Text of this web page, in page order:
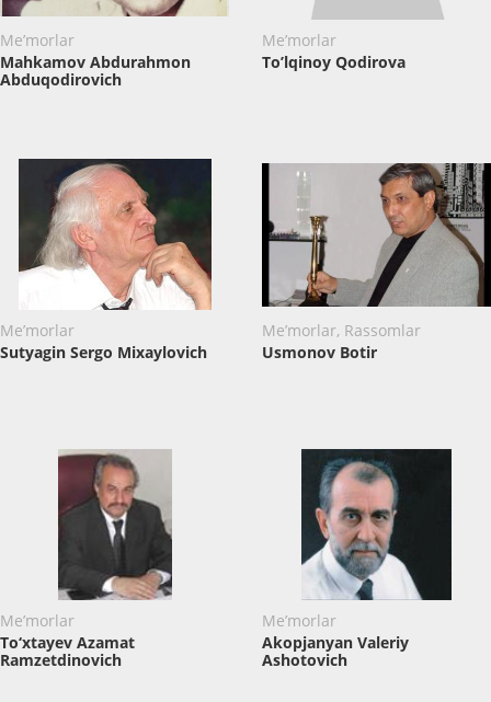
Me’morlar
Mahkamov Abdurahmon
Abduqodirovich
Me’morlar
To’lqinoy Qodirova
Me’morlar
Sutyagin Sergo Mixaylovich
Me’morlar, Rassomlar
Usmonov Botir
Me’morlar
To‘xtayev Azamat
Ramzetdinovich
Me’morlar
Akopjanyan Valeriy
Ashotovich